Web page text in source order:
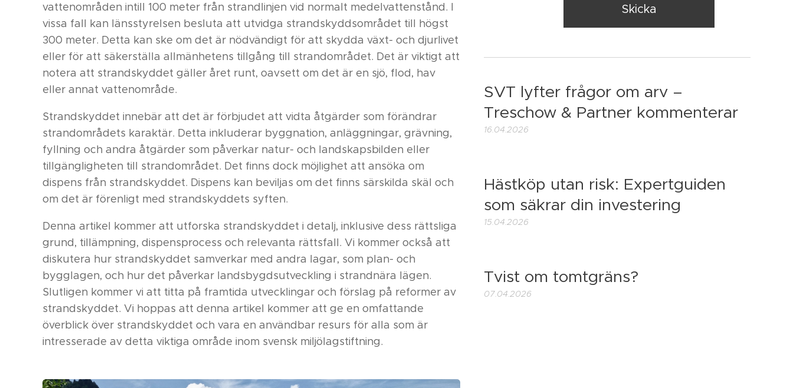
vattenområden intill 100 meter från strandlinjen vid normalt medelvattenstånd. I
vissa fall kan länsstyrelsen besluta att utvidga strandskyddsområdet till högst
300 meter. Detta kan ske om det är nödvändigt för att skydda växt- och djurlivet
eller för att säkerställa allmänhetens tillgång till strandområdet. Det är viktigt att
notera att strandskyddet gäller året runt, oavsett om det är en sjö, flod, hav
eller annat vattenområde.
Strandskyddet innebär att det är förbjudet att vidta åtgärder som förändrar
strandområdets karaktär. Detta inkluderar byggnation, anläggningar, grävning,
fyllning och andra åtgärder som påverkar natur- och landskapsbilden eller
tillgängligheten till strandområdet. Det finns dock möjlighet att ansöka om
dispens från strandskyddet. Dispens kan beviljas om det finns särskilda skäl och
om det är förenligt med strandskyddets syften.
Denna artikel kommer att utforska strandskyddet i detalj, inklusive dess rättsliga
grund, tillämpning, dispensprocess och relevanta rättsfall. Vi kommer också att
diskutera hur strandskyddet samverkar med andra lagar, som plan- och
bygglagen, och hur det påverkar landsbygdsutveckling i strandnära lägen.
Slutligen kommer vi att titta på framtida utvecklingar och förslag på reformer av
strandskyddet. Vi hoppas att denna artikel kommer att ge en omfattande
överblick över strandskyddet och vara en användbar resurs för alla som är
intresserade av detta viktiga område inom svensk miljölagstiftning.
Skicka
SVT lyfter frågor om arv –
Treschow & Partner kommenterar
16.04.2026
Hästköp utan risk: Expertguiden
som säkrar din investering
15.04.2026
Tvist om tomtgräns?
07.04.2026